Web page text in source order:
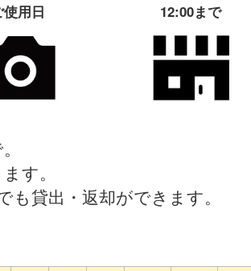
使用日
12:00まで
す。
貸出・返却ができます。